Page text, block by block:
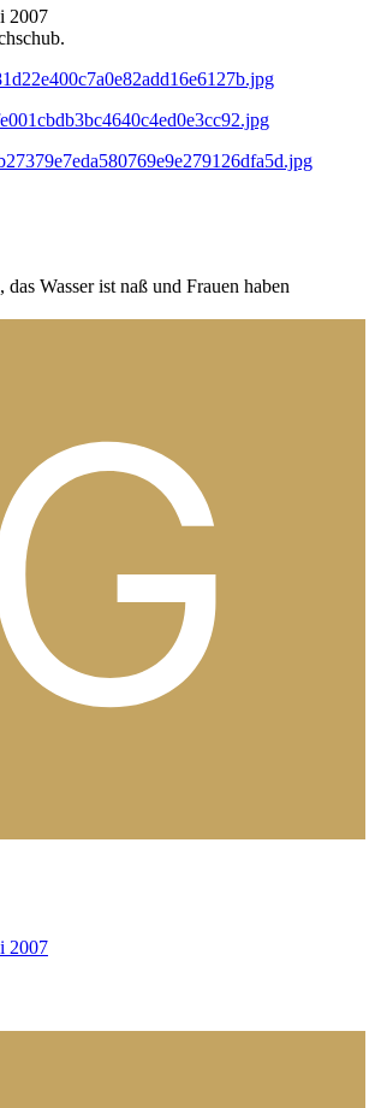
2007
Wasser ist naß und Frauen haben
2007